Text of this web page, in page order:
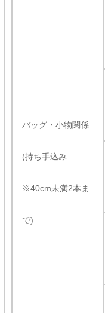
バッグ・小物関係
(持ち手込み
※40cm未満2本ま
で)